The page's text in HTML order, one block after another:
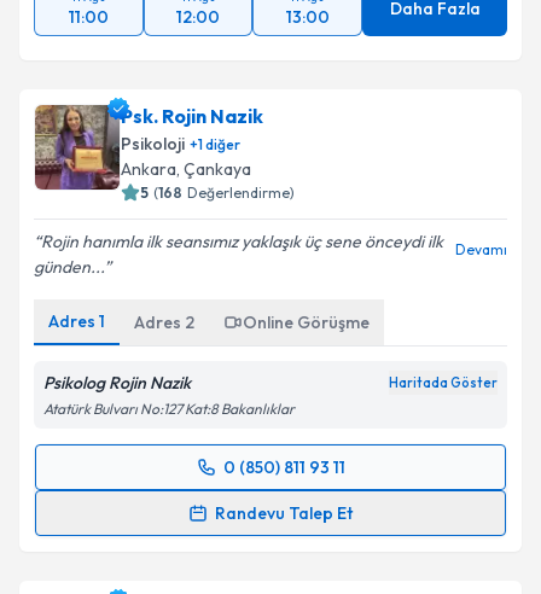
11:00 12:00 13:00 Daha Fazla
Psk. Rojin Nazik
Psikoloji +1diğer
Ankara, Çankaya
5 (168 Değerlendirme)
Rojin hanımla ilk seansımız yaklaşık üç sene önceydi ilk
günden...
Devamı
Adres 1 Adres 2 Online Görüşme
Psikolog Rojin Nazik Haritada Göster
Atatürk Bulvarı No:127 Kat:8 Bakanlıklar
0 (850) 811 93 11
Randevu Talep Et
Randevu Takvimi Talebi